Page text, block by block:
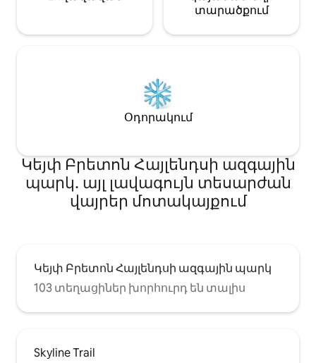
տարածքում
Օդորակում
Կեյփ Բրետոն Հայլենդսի ազգային
պարկ․ այլ լավագույն տեսարժան
վայրեր մոտակայքում
Կեյփ Բրետոն Հայլենդսի ազգային պարկ
103 տեղացիներ խորհուրդ են տալիս
Skyline Trail